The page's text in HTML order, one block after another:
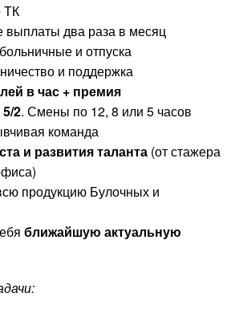
ТК
два раза в месяц
и отпуска
и поддержка
в час + премия
2. Смены по 12, 8 или 5 часов
команда
и развития таланта (от стажера
продукцию Булочных и
ближайшую актуальную